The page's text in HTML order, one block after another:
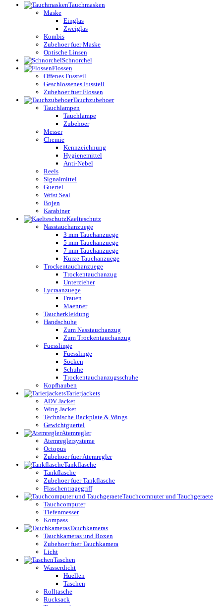
Tauchmasken
Maske
Einglas
Zweiglas
Kombis
Zubehoer fuer Maske
Optische Linsen
Schnorchel
Flossen
Offenes Fussteil
Geschlossenes Fussteil
Zubehoer fuer Flossen
Tauchzubehoer
Tauchlampen
Tauchlampe
Zubehoer
Messer
Chemie
Kennzeichnung
Hygienemittel
Anti-Nebel
Reels
Signalmittel
Guertel
Wrist Seal
Bojen
Karabiner
Kaelteschutz
Nasstauchanzuege
3 mm Tauchanzuege
5 mm Tauchanzuege
7 mm Tauchanzuege
Kurze Tauchanzuege
Trockentauchanzuege
Trockentauchanzug
Unterzieher
Lycraanzuege
Frauen
Maenner
Taucherkleidung
Handschuhe
Zum Nasstauchanzug
Zum Trockentauchanzug
Fuesslinge
Fuesslinge
Socken
Schuhe
Trockentauchanzugsschuhe
Kopfhauben
Tarierjackets
ADV Jacket
Wing Jacket
Technische Backplate & Wings
Gewichtguertel
Atemregler
Atemreglersysteme
Octopus
Zubehoer fuer Atemregler
Tankflasche
Tankflasche
Zubehoer fuer Tankflasche
Flaschentragegriff
Tauchcomputer und Tauchgeraete
Tauchcomputer
Tiefenmesser
Kompass
Tauchkameras
Tauchkameras und Boxen
Zubehoer fuer Tauchkamera
Licht
Taschen
Wasserdicht
Huellen
Taschen
Rolltasche
Rucksack